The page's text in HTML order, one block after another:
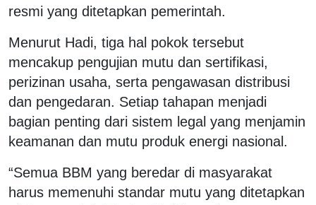
resmi yang ditetapkan pemerintah.
Menurut Hadi, tiga hal pokok tersebut
mencakup pengujian mutu dan sertifikasi,
perizinan usaha, serta pengawasan distribusi
dan pengedaran. Setiap tahapan menjadi
bagian penting dari sistem legal yang menjamin
keamanan dan mutu produk energi nasional.
“Semua BBM yang beredar di masyarakat
harus memenuhi standar mutu yang ditetapkan